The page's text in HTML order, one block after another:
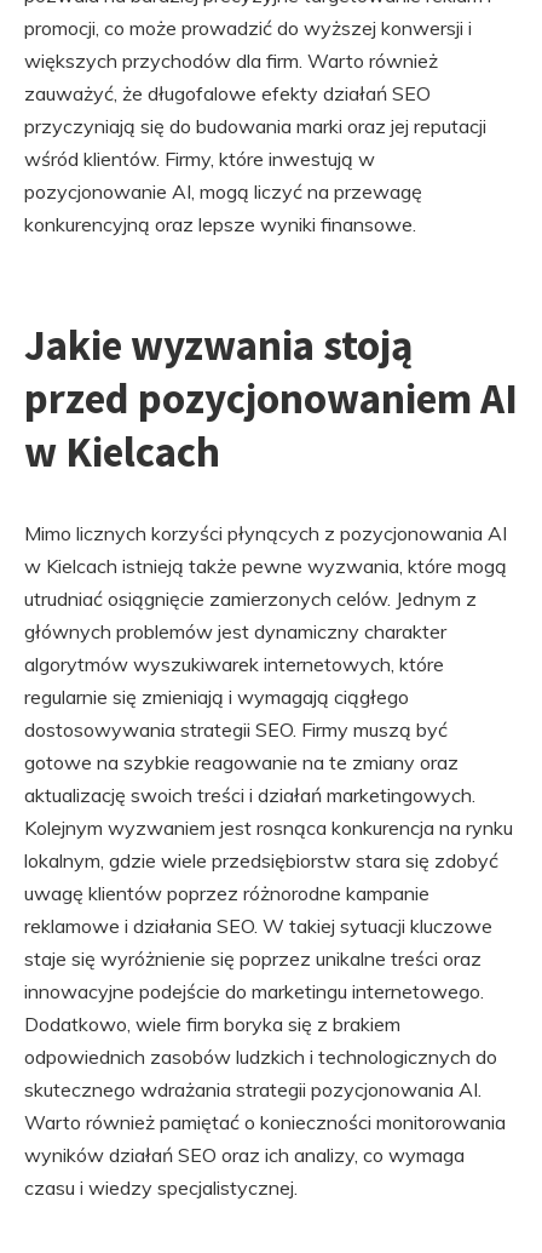
promocji, co może prowadzić do wyższej konwersji i
większych przychodów dla firm. Warto również
zauważyć, że długofalowe efekty działań SEO
przyczyniają się do budowania marki oraz jej reputacji
wśród klientów. Firmy, które inwestują w
pozycjonowanie AI, mogą liczyć na przewagę
konkurencyjną oraz lepsze wyniki finansowe.
Jakie wyzwania stoją
przed pozycjonowaniem AI
w Kielcach
Mimo licznych korzyści płynących z pozycjonowania AI
w Kielcach istnieją także pewne wyzwania, które mogą
utrudniać osiągnięcie zamierzonych celów. Jednym z
głównych problemów jest dynamiczny charakter
algorytmów wyszukiwarek internetowych, które
regularnie się zmieniają i wymagają ciągłego
dostosowywania strategii SEO. Firmy muszą być
gotowe na szybkie reagowanie na te zmiany oraz
aktualizację swoich treści i działań marketingowych.
Kolejnym wyzwaniem jest rosnąca konkurencja na rynku
lokalnym, gdzie wiele przedsiębiorstw stara się zdobyć
uwagę klientów poprzez różnorodne kampanie
reklamowe i działania SEO. W takiej sytuacji kluczowe
staje się wyróżnienie się poprzez unikalne treści oraz
innowacyjne podejście do marketingu internetowego.
Dodatkowo, wiele firm boryka się z brakiem
odpowiednich zasobów ludzkich i technologicznych do
skutecznego wdrażania strategii pozycjonowania AI.
Warto również pamiętać o konieczności monitorowania
wyników działań SEO oraz ich analizy, co wymaga
czasu i wiedzy specjalistycznej.